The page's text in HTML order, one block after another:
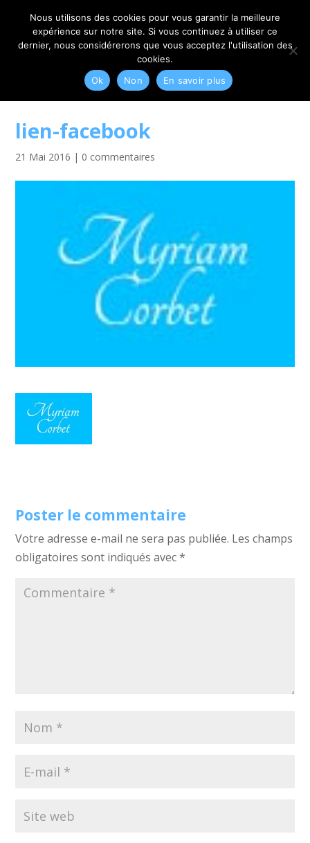
06 79 42 10 00 CONTACT@MYRIAM-CORBET.NET
lien-facebook
21 Mai 2016 | 0 commentaires
Poster le commentaire
Votre adresse e-mail ne sera pas publiée. Les champs
obligatoires sont indiqués avec*
Nous utilisons des cookies pour vous garantir la meilleure
expérience sur notre site. Si vous continuez à utiliser ce
dernier, nous considérerons que vous acceptez l'utilisation des
cookies.
Ok
Non En savoir plus